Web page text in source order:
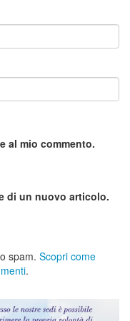
al mio commento.
di un nuovo articolo.
spam. Scopri come
.